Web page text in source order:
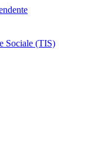
Sociale (TIS)